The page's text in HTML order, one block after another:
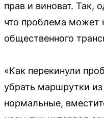
прав и виноват. Так,
что проблема может
общественного
«Как перекинули
убрать маршрутки из
нормальные,